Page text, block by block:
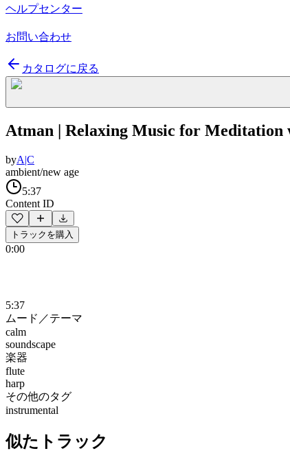
ヘルプセンター
お問い合わせ
カタログに戻る
Atman | Relaxing Music for Meditation
byA|C
ambient/new age
5:37
Content ID
トラックを購入
0:00
5:37
ムード／テーマ
calm
soundscape
楽器
flute
harp
その他のタグ
instrumental
似たトラック